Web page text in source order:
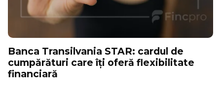
Banca Transilvania STAR: cardul de
cumpărături care îți oferă flexibilitate
financiară